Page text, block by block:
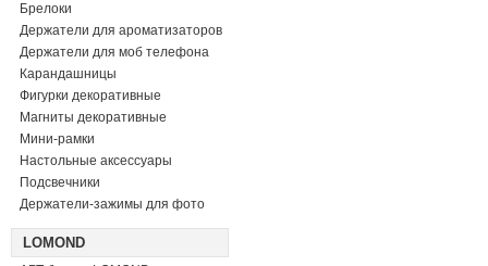
Брелоки
Держатели для ароматизаторов
Держатели для моб телефона
Карандашницы
Фигурки декоративные
Магниты декоративные
Мини-рамки
Настольные аксессуары
Подсвечники
Держатели-зажимы для фото
LOMOND